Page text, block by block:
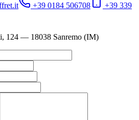
+39 0184 506708
+39 339
124 — 18038 Sanremo (IM)